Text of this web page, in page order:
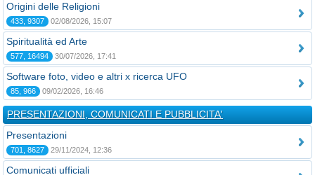
Origini delle Religioni
433, 9307 02/08/2026, 15:07
Spiritualità ed Arte
577, 16494 30/07/2026, 17:41
Software foto, video e altri x ricerca UFO
85, 966 09/02/2026, 16:46
PRESENTAZIONI, COMUNICATI E PUBBLICITA'
Presentazioni
701, 8627 29/11/2024, 12:36
Comunicati ufficiali